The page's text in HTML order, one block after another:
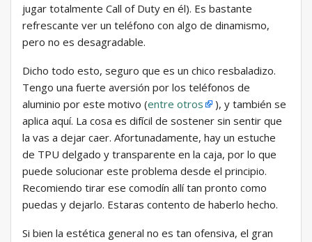
jugar totalmente Call of Duty en él). Es bastante
refrescante ver un teléfono con algo de dinamismo,
pero no es desagradable.
Dicho todo esto, seguro que es un chico resbaladizo.
Tengo una fuerte aversión por los teléfonos de
aluminio por este motivo (entre otros
), y también se
aplica aquí. La cosa es difícil de sostener sin sentir que
la vas a dejar caer. Afortunadamente, hay un estuche
de TPU delgado y transparente en la caja, por lo que
puede solucionar este problema desde el principio.
Recomiendo tirar ese comodín allí tan pronto como
puedas y dejarlo. Estaras contento de haberlo hecho.
Si bien la estética general no es tan ofensiva, el gran